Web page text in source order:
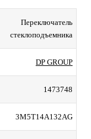
Переключатель
стеклоподъемника
DP GROUP
1473748
3M5T14A132AG